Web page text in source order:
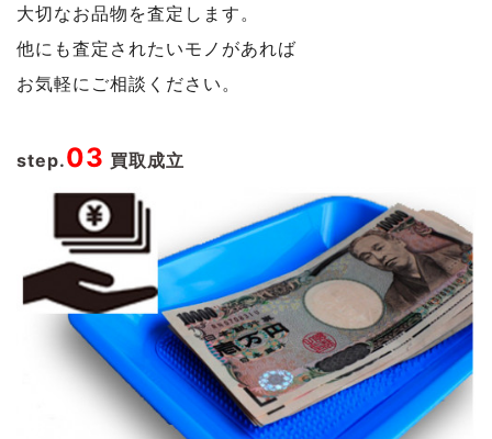
大切なお品物を査定します。
他にも査定されたいモノがあれば
お気軽にご相談ください。
step.03 買取成立